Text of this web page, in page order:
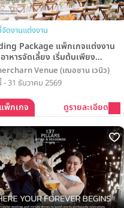
ดงานแต่งงาน
Package แพ็กเกจแต่งงาน
าหารจัดเลี้ยง เริ่มต้นเพียง
จาก Chercharn Venue
Venue (เฌอชาน เวนิว)
- 31 ธันวาคม 2569
พ็กเกจ ดูรายละเอียด